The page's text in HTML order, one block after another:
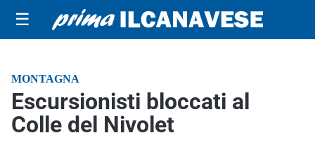
☰
MONTAGNA
Escursionisti bloccati al
Colle del Nivolet